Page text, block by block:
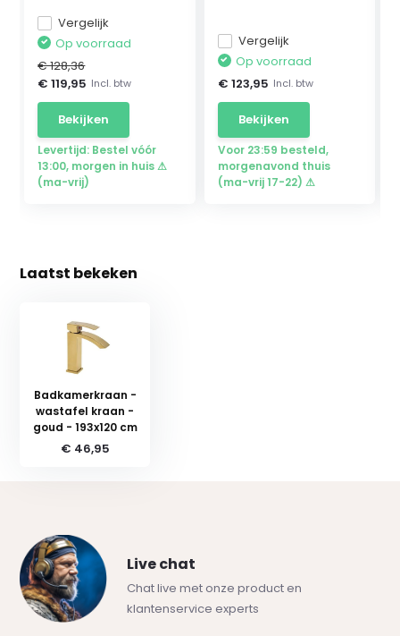
Vergelijk
Op voorraad
€ 128,36
€ 119,95 Incl. btw
Bekijken
Levertijd: Bestel vóór
13:00, morgen in huis ⚠
(ma-vrij)
Vergelijk
Op voorraad
€ 123,95 Incl. btw
Bekijken
Voor 23:59 besteld,
morgenavond thuis
(ma-vrij 17-22) ⚠
Laatst bekeken
Badkamerkraan -
wastafel kraan -
goud - 193x120 cm
€ 46,95
Live chat
Chat live met onze product en
klantenservice experts